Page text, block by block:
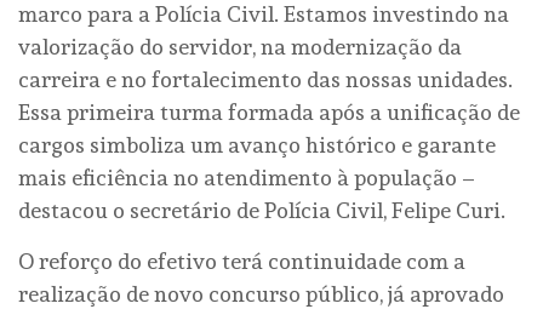
marco para a Polícia Civil. Estamos investindo na
valorização do servidor, na modernização da
carreira e no fortalecimento das nossas unidades.
Essa primeira turma formada após a unificação de
cargos simboliza um avanço histórico e garante
mais eficiência no atendimento à população –
destacou o secretário de Polícia Civil, Felipe Curi.
O reforço do efetivo terá continuidade com a
realização de novo concurso público, já aprovado